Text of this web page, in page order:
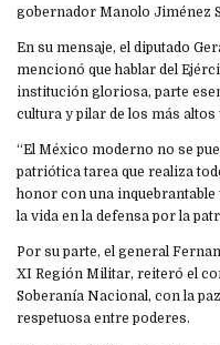
gobernador Manolo Jiménez
En su mensaje, el diputado
mencionó que hablar del
institución gloriosa, parte
cultura y pilar de los más
“El México moderno no se
patriótica tarea que realiza
honor con una
la vida en la defensa por la
Por su parte, el general
XI Región Militar, reiteró el
Soberanía Nacional, con la
respetuosa entre poderes.